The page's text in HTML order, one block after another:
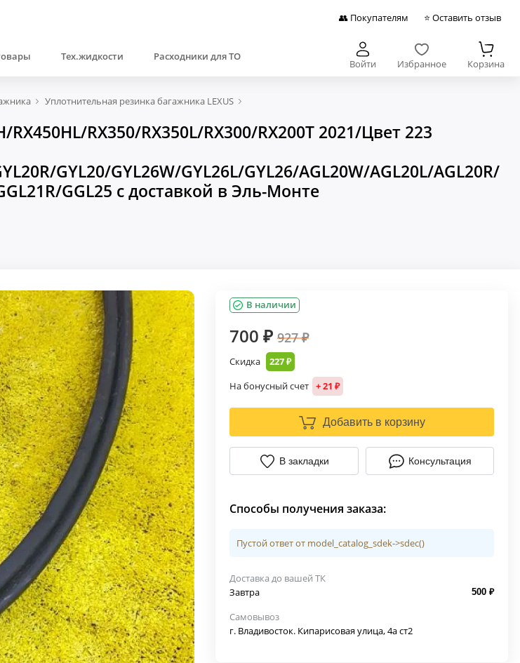
👥 Покупателям ⭐ Оставить отзыв
Тех.жидкости Расходники для ТО
Войти Избранное Корзина
Уплотнительная резинка багажника LEXUS
RX350/RX350L/RX300/RX200T 2021/Цвет 223
GYL20/GYL26W/GYL26L/GYL26/AGL20W/AGL20L/AGL20R/
GGL25 с доставкой в Эль-Монте
В наличии
700 ₽927 ₽
Скидка 227 ₽
На бонусный счет + 21 ₽
Добавить в корзину
В закладки Консультация
Способы получения заказа:
Пустой ответ от model_catalog_sdek->sdec()
Доставка до вашей ТК
Завтра
500 ₽
Самовывоз
г. Владивосток. Кипарисовая улица, 4а ст2